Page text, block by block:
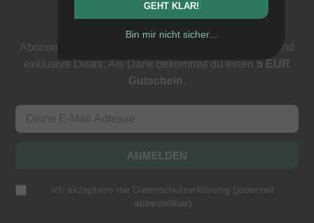
Newsletter
Abonniere unseren Newsletter: Events, BMX News und
exklusive Deals. Als Dank bekommst du einen 5 EUR
Gutschein.
ANMELDEN
Ich akzeptiere die Datenschutzerklärung (jederzeit
abbestellbar)
GEHT KLAR!
Bin mir nicht sicher...